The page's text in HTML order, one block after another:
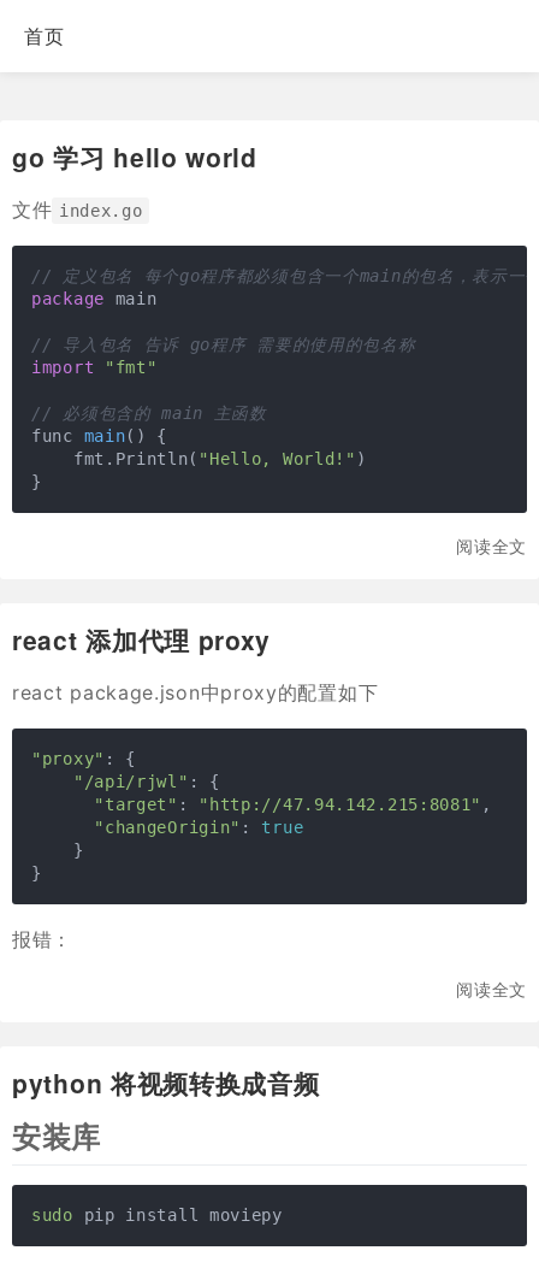
首页
go 学习 hello world
文件 index.go
// 定义包名 每个go程序都必须包含一个main的包名，表示一
package main
// 导入包名 告诉 go程序 需要的使用的包名称
import
"fmt"
// 必须包含的 main 主函数
func main()
{
    fmt.Println(
"Hello, World!" )
}
阅读全文
react 添加代理 proxy
react package.json中proxy的配置如下
"proxy" : {
"/api/rjwl" : {
"target" : "http://47.94.142.215:8081" ,
"changeOrigin" : true
    }
}
报错：
阅读全文
python 将视频转换成音频
安装库
sudo pip install moviepy